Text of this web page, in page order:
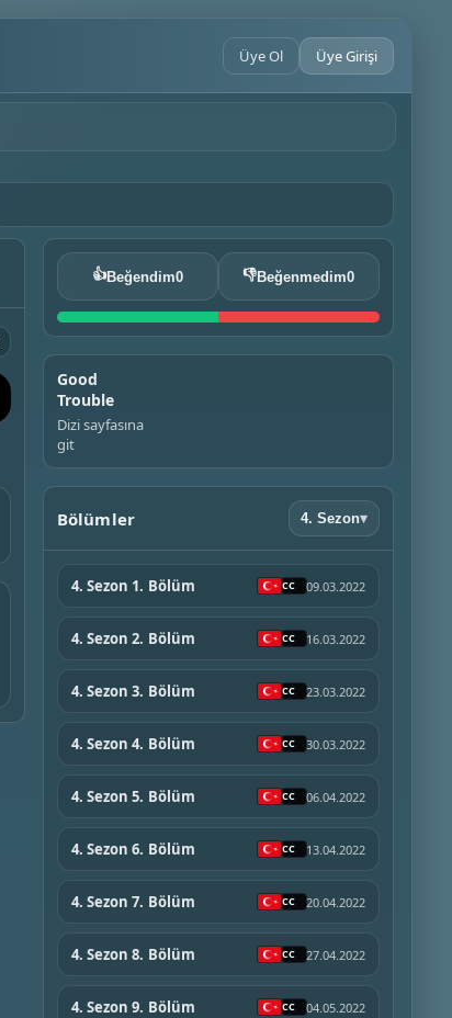
Üye Ol Üye Girişi
👍Beğendim0 👎Beğenmedim0
Good
Trouble
Dizi sayfasına
git
Bölümler 4. Sezon▾
4. Sezon 1. Bölüm 09.03.2022
4. Sezon 2. Bölüm 16.03.2022
4. Sezon 3. Bölüm 23.03.2022
4. Sezon 4. Bölüm 30.03.2022
4. Sezon 5. Bölüm 06.04.2022
4. Sezon 6. Bölüm 13.04.2022
4. Sezon 7. Bölüm 20.04.2022
4. Sezon 8. Bölüm 27.04.2022
4. Sezon 9. Bölüm 04.05.2022